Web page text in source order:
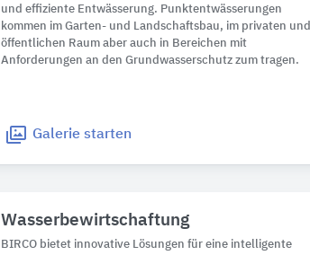
und effiziente Entwässerung. Punktentwässerungen
kommen im Garten- und Landschaftsbau, im privaten und
öffentlichen Raum aber auch in Bereichen mit
Anforderungen an den Grundwasserschutz zum tragen.
Galerie starten
Wasserbewirtschaftung
BIRCO bietet innovative Lösungen für eine intelligente